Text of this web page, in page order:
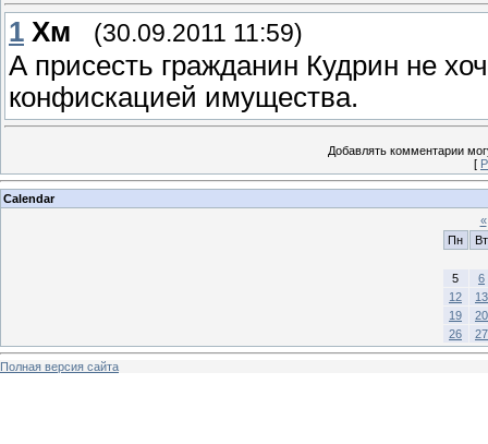
1 Хм (30.09.2011 11:59)
А присесть гражданин Кудрин не
конфискацией имущества.
Добавлять комментарии
[
Calendar
«
Пн
Вт
5
6
12
13
19
20
26
27
Полная версия сайта